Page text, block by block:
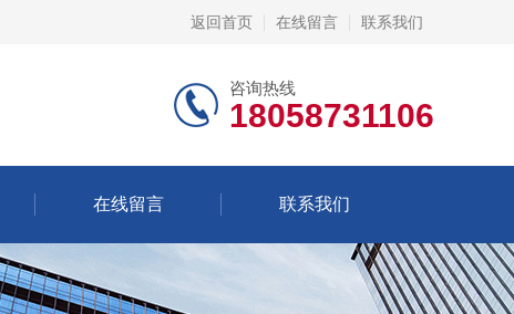
返回首页 在线留言 联系我们
咨询热线
18058731106
在线留言 联系我们